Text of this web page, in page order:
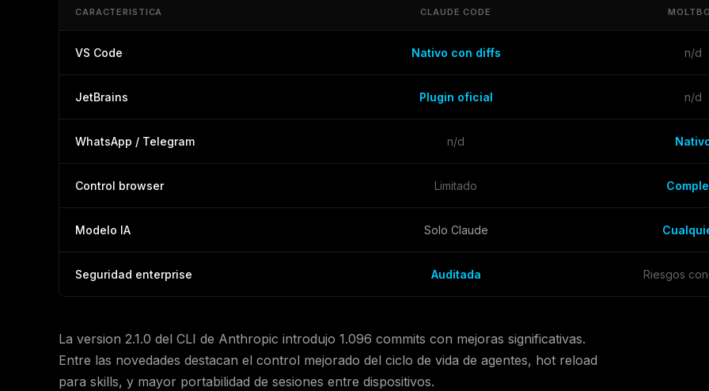
CARACTERISTICA CLAUDE CODE
VS Code Nativo con diffs n/d
JetBrains Plugin oficial n/d
WhatsApp / Telegram n/d
Control browser Limitado
Modelo IA Solo Claude
Seguridad enterprise Auditada Riesgos
La version 2.1.0 del CLI de Anthropic introdujo 1.096 commits con mejoras significativas.
Entre las novedades destacan el control mejorado del ciclo de vida de agentes, hot reload
para skills, y mayor portabilidad de sesiones entre dispositivos.